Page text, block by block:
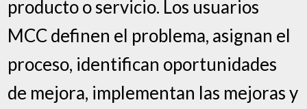
producto o servicio. Los usuarios
MCC definen el problema, asignan el
proceso, identifican oportunidades
de mejora, implementan las mejoras y